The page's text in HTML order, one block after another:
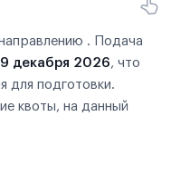
. Подача
декабря 2026, что
для подготовки.
квоты, на данный